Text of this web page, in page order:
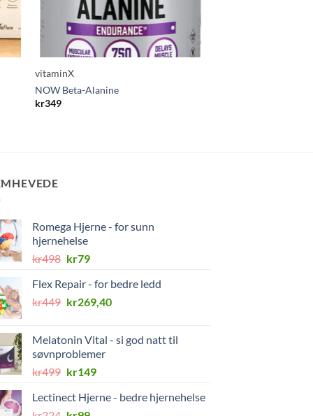
vitaminX
NOW Beta-Alanine
kr349
Romega Hjerne - for sunn
hjernehelse
kr498 Opprinnelig
var:
kr498.
kr79Nåværende
er:
kr79.
Flex Repair - for bedre ledd
kr449 Opprinnelig
kr449.
kr269,40Nåværende
kr269,40.
Melatonin Vital - si god natt til
søvnproblemer
kr499 Opprinnelig
var:
kr149Nåværende
er:
Lectinect Hjerne - bedre hjernehelse